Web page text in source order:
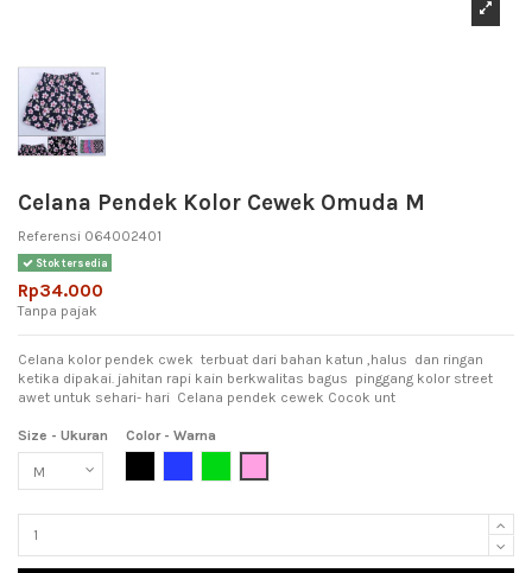
Celana Pendek Kolor Cewek Omuda M
Referensi 064002401
Stok tersedia
Rp34.000
Tanpa pajak
Celana kolor pendek cwek terbuat dari bahan katun ,halus dan ringan
ketika dipakai. jahitan rapi kain berkwalitas bagus pinggang kolor street
awet untuk sehari- hari Celana pendek cewek Cocok unt
Size - Ukuran
Color - Warna